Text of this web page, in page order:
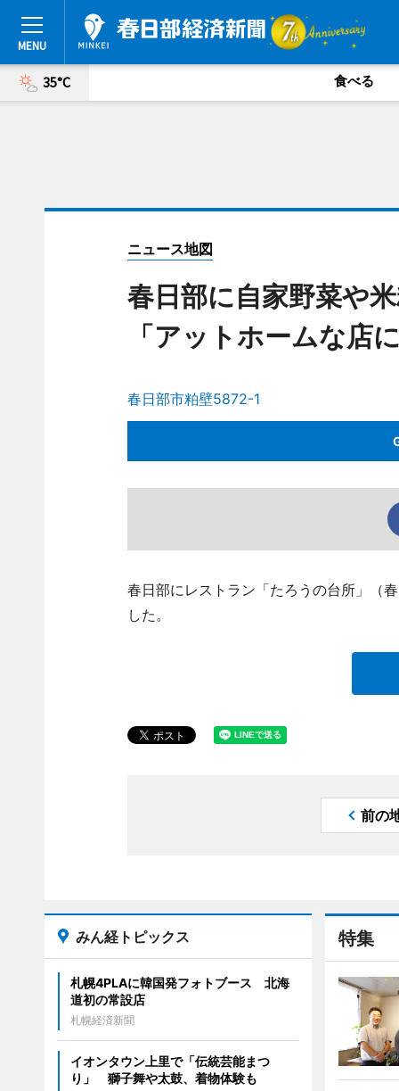
35°C 食べる
ニュース地図
春日部に自家野菜や
「アットホームな店
春日部市粕壁5872-1
春日部にレストラン「たろうの台所」（
した。
前の
特集
みん経トピックス
札幌4PLAに韓国発フォトブース 北海
道初の常設店
札幌経済新聞
イオンタウン上里で「伝統芸能まつ
り」 獅子舞や太鼓、着物体験も